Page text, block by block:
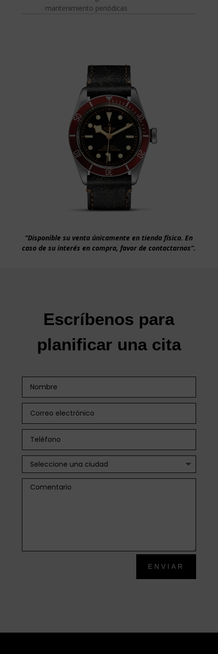
mantenimiento periódicas
“Disponible su venta únicamente en tienda física. En
caso de su interés en compra, favor de contactarnos”.
Escríbenos para
planificar una cita
ENVIAR